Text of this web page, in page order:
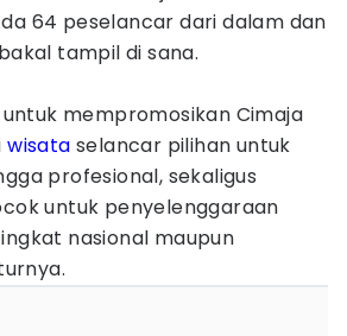
64 peselancar dari dalam dan
tampil di sana.
mempromosikan Cimaja
wisata selancar pilihan untuk
profesional, sekaligus
untuk penyelenggaraan
nasional maupun